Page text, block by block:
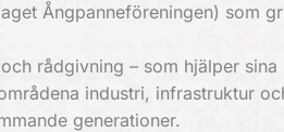
Ångpanneföreningen) som
rådgivning – som hjälper
industri, infrastruktur
generationer.